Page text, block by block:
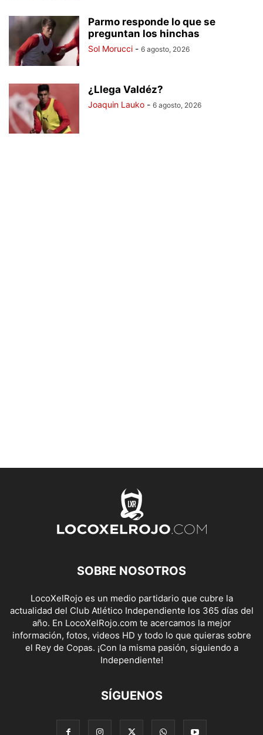
Parmo responde lo que se
preguntan los hinchas
Sol Morucci - 6 agosto, 2026
¿Llega Valdéz?
Joaquin Lauko - 6 agosto, 2026
SOBRE NOSOTROS
LocoXelRojo es un medio partidario que cubre la
actualidad del Club Atlético Independiente los 365 días del
año. En LocoXelRojo.com te acercamos la mejor
información, fotos, videos HD y todo lo que quieras sobre
el Rey de Copas. ¡Con la misma pasión, siguiendo a
Independiente!
SÍGUENOS